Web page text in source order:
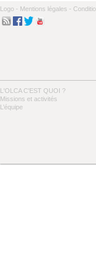
Logo - Mentions légales -
L'OLCA C'EST QUOI ?
Missions et activités
L’équipe